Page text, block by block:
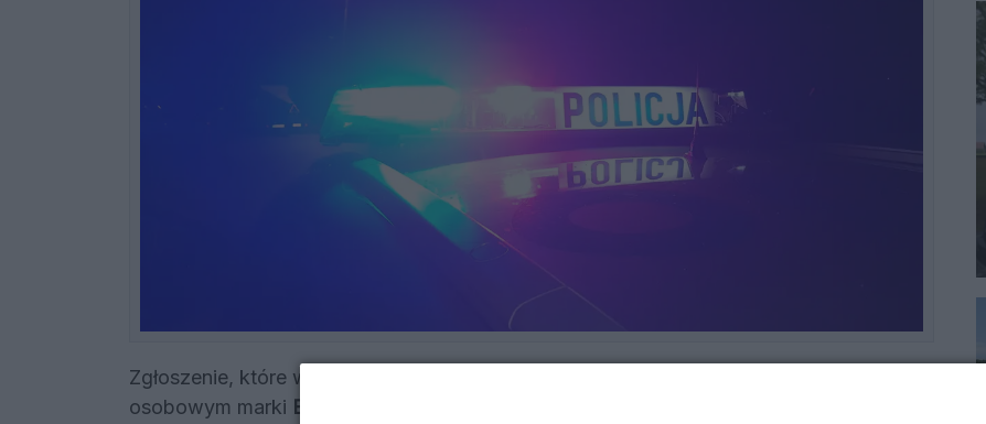
Zgłoszenie, które wpłynęło do służb, dotyczyło alarmującej sytuacji: w samochodzie
osobowym marki BMW